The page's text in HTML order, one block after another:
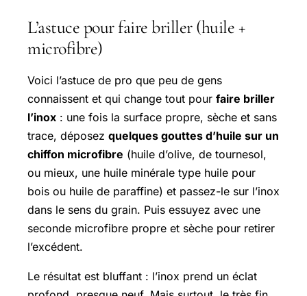
L’astuce pour faire briller (huile +
microfibre)
Voici l’astuce de pro que peu de gens
connaissent et qui change tout pour faire briller
l’inox : une fois la surface propre, sèche et sans
trace, déposez quelques gouttes d’huile sur un
chiffon microfibre (huile d’olive, de tournesol,
ou mieux, une huile minérale type huile pour
bois ou huile de paraffine) et passez-le sur l’inox
dans le sens du grain. Puis essuyez avec une
seconde microfibre propre et sèche pour retirer
l’excédent.
Le résultat est bluffant : l’inox prend un éclat